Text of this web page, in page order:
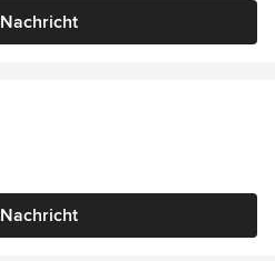
Nachricht
Nachricht